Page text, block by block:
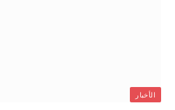
الأخبار